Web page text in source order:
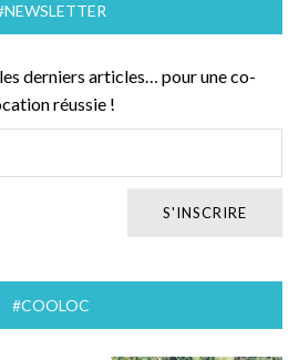
derniers articles… pour une co-
réussie !
#COOLOC